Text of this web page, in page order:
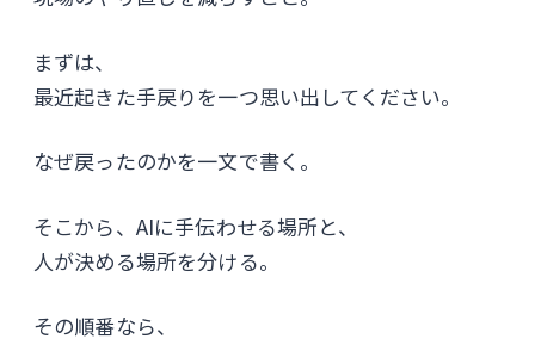
まずは、
最近起きた手戻りを一つ思い出してください。
なぜ戻ったのかを一文で書く。
そこから、AIに手伝わせる場所と、
人が決める場所を分ける。
その順番なら、